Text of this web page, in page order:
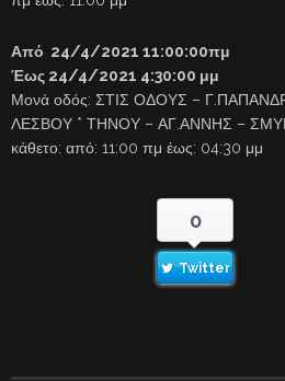
Από 24/4/2021 11:00:00πμ
Έως 24/4/2021 4:30:00 μμ
Μονά οδός: ΣΤΙΣ ΟΔΟΥΣ –
ΛΕΣΒΟΥ * ΤΗΝΟΥ – ΑΓ.ΑΝΝΗΣ –
κάθετο: από: 11:00 πμ έως: 04:30 μμ
0
Twitter